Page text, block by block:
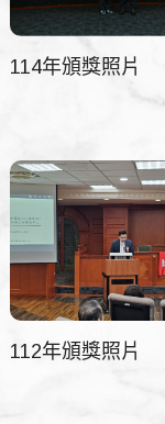
114年頒獎照片
112年頒獎照片